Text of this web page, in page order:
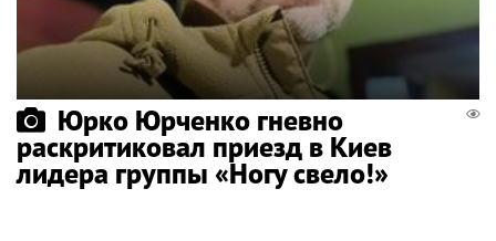
Юрко Юрченко гневно
раскритиковал приезд в Киев
лидера группы «Ногу свело!»